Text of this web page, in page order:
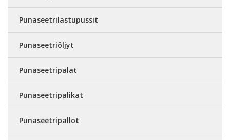
Punaseetrilastupussit
Punaseetriöljyt
Punaseetripalat
Punaseetripalikat
Punaseetripallot